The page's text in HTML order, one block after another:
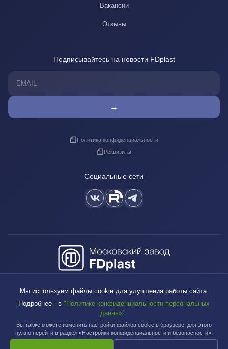
Вакансии
Отзывы
Подписывайтесь на новости FDplast
→
Политика конфиденциальности
Реквизиты
Социальные сети
sales@fdplast.ru
140050, Московская обл., пос. Красково, ул. Карла Маркса, д. 117Б
Мы используем файлы cookie для улучшения работы сайта.
Подробнее - в "Политике конфиденциальности персональных
данных".
Вы также можете изменить настройки файлов cookie в браузере, для этого
нужно перейти в раздел «Настройки конфиденциальности и безопасности».